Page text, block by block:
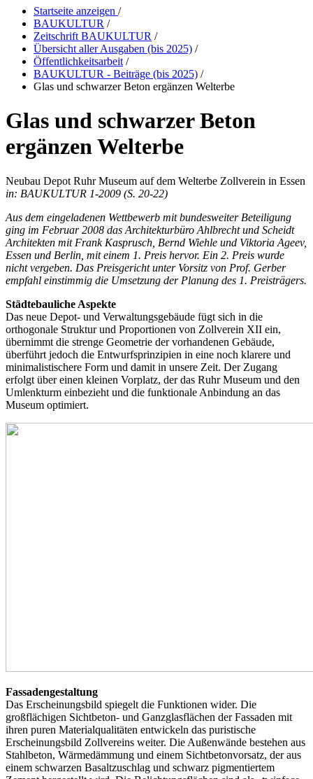
Startseite anzeigen /
BAUKULTUR /
Zeitschrift BAUKULTUR /
Übersicht aller Ausgaben (bis 2025) /
Öffentlichkeitsarbeit /
BAUKULTUR - Beiträge (bis 2025) /
Glas und schwarzer Beton ergänzen Welterbe
Glas und schwarzer Beton
ergänzen Welterbe
Neubau Depot Ruhr Museum auf dem Welterbe Zollverein in Essen
in: BAUKULTUR 1-2009 (S. 20-22)
Aus dem eingeladenen Wettbewerb mit bundesweiter Beteiligung
ging im Februar 2008 das Architekturbüro Ahlbrecht und Scheidt
Architekten mit Frank Kasprusch, Bernd Wiehle und Viktoria Ageev,
Essen und Berlin, mit einem 1. Preis hervor. Ein 2. Preis wurde
nicht vergeben. Das Preisgericht unter Vorsitz von Prof. Gerber
empfahl einstimmig die Umsetzung der Planung des 1. Preisträgers.
Städtebauliche Aspekte
Das neue Depot- und Verwaltungsgebäude fügt sich in die
orthogonale Struktur und Proportionen von Zollverein XII ein,
übernimmt die strenge Geometrie der vorhandenen Gebäude,
überführt jedoch die Entwurfsprinzipien in eine noch klarere und
minimalistischere Form und damit in unsere Zeit. Der Zugang
erfolgt über einen kleinen Vorplatz, der das Ruhr Museum und den
Umlenkturm einbezieht und die funktionale Anbindung an das
Museum optimiert.
Fassadengestaltung
Das Erscheinungsbild spiegelt die Funktionen wider. Die
großflächigen Sichtbeton- und Ganzglasflächen der Fassaden mit
ihren puren Materialqualitäten entwickeln das puristische
Erscheinungsbild Zollvereins weiter. Die Außenwände bestehen aus
Stahlbeton, Wärmedämmung und einem Sichtbetonvorsatz, der aus
einem schwarzen Basaltzuschlag und schwarz pigmentiertem